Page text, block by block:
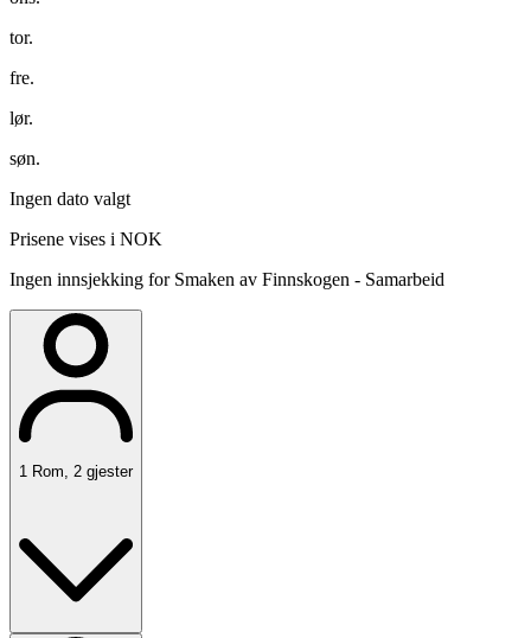
tor.
fre.
lør.
søn.
Ingen dato valgt
Prisene vises i NOK
Ingen innsjekking for Smaken av Finnskogen - Samarbeid
1 Rom 2 gjester